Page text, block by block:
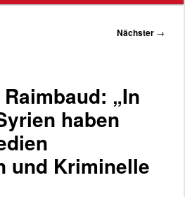
Nächster →
„In
haben
und Kriminelle